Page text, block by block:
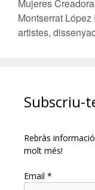
Mujeres
Montserrat López
artistes,
Subscriu-
Rebràs
molt més!
Email *